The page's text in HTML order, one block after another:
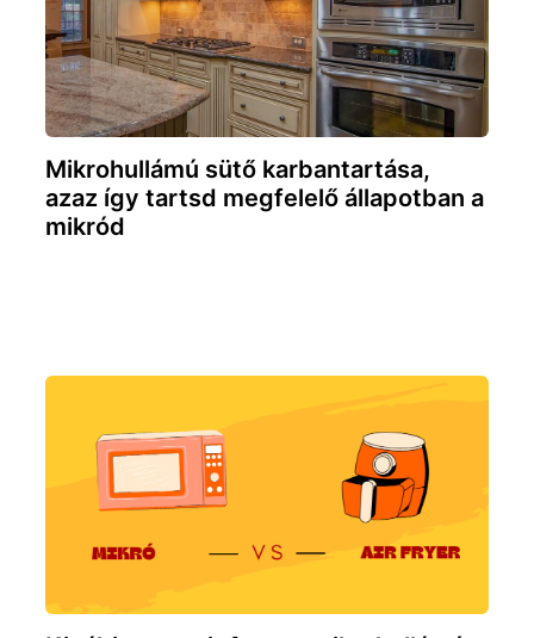
Mikrohullámú sütő karbantartása,
azaz így tartsd megfelelő állapotban a
mikród